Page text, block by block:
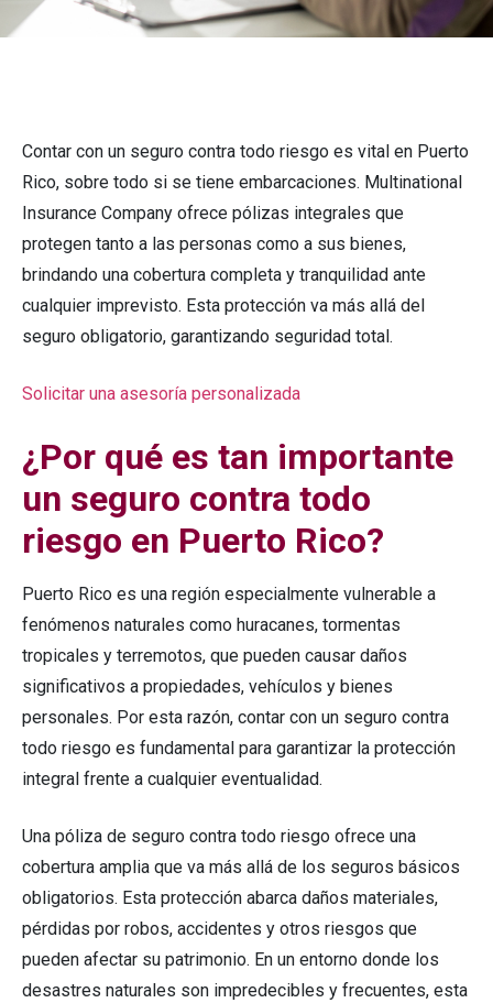
Contar con un seguro contra todo riesgo es vital en Puerto
Rico, sobre todo si se tiene embarcaciones. Multinational
Insurance Company ofrece pólizas integrales que
protegen tanto a las personas como a sus bienes,
brindando una cobertura completa y tranquilidad ante
cualquier imprevisto. Esta protección va más allá del
seguro obligatorio, garantizando seguridad total.
Solicitar una asesoría personalizada
¿Por qué es tan importante
un seguro contra todo
riesgo en Puerto Rico?
Puerto Rico es una región especialmente vulnerable a
fenómenos naturales como huracanes, tormentas
tropicales y terremotos, que pueden causar daños
significativos a propiedades, vehículos y bienes
personales. Por esta razón, contar con un seguro contra
todo riesgo es fundamental para garantizar la protección
integral frente a cualquier eventualidad.
Una póliza de seguro contra todo riesgo ofrece una
cobertura amplia que va más allá de los seguros básicos
obligatorios. Esta protección abarca daños materiales,
pérdidas por robos, accidentes y otros riesgos que
pueden afectar su patrimonio. En un entorno donde los
desastres naturales son impredecibles y frecuentes, esta